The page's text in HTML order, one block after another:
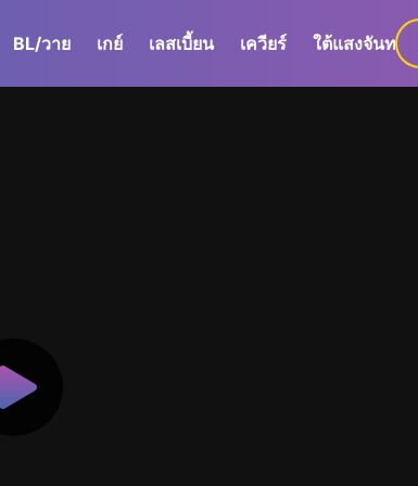
BL/วาย เกย์ เลสเบี้ยน เควียร์ ใต้แสงจันทร์